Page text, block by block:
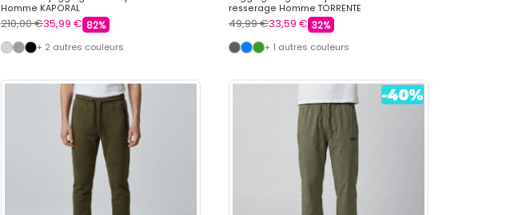
Homme KAPORAL
210,00 €35,99 € 82%
+ 2 autres couleurs
resserage Homme TORRENTE
49,99 €33,59 € 32%
+ 1 autres couleurs